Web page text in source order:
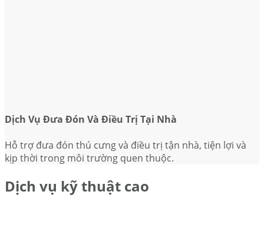
Dịch Vụ Đưa Đón Và Điều Trị Tại Nhà
Hỗ trợ đưa đón thú cưng và điều trị tận nhà, tiện lợi và
kịp thời trong môi trường quen thuộc.
Dịch vụ kỹ thuật cao